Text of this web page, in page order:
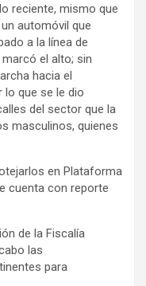
reciente, mismo que
automóvil que
a la línea de
el alto; sin
hacia el
lo que se le dio
del sector que la
masculinos, quienes
en Plataforma
cuenta con reporte
de la Fiscalía
las
para